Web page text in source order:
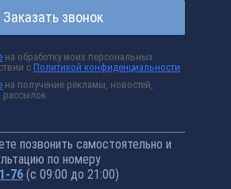
Заказать звонок
на обработку моих персональных
сПолитикой конфиденциальности
на получение рекламы, новостей,
позвонить самостоятельно и
по номеру
76 (с 09:00 до 21:00)